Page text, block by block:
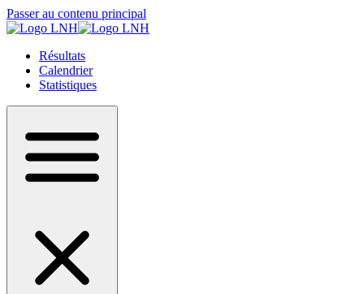
Passer au contenu principal
Résultats
Calendrier
Statistiques